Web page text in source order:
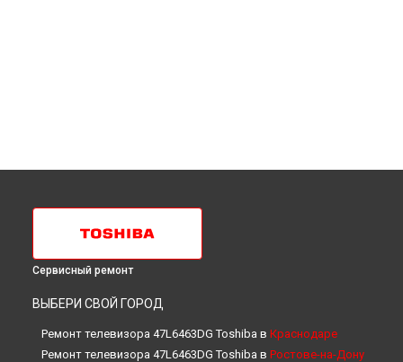
Сервисный ремонт
ВЫБЕРИ СВОЙ ГОРОД
Ремонт телевизора 47L6463DG Toshiba в Краснодаре
Ремонт телевизора 47L6463DG Toshiba в Ростове-на-Дону